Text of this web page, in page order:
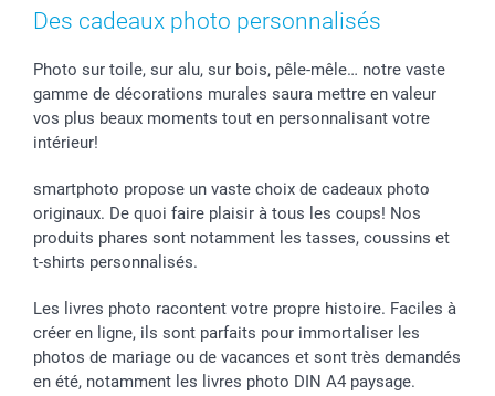
Des cadeaux photo personnalisés
Photo sur toile, sur alu, sur bois, pêle-mêle… notre vaste
gamme de décorations murales saura mettre en valeur
vos plus beaux moments tout en personnalisant votre
intérieur!
smartphoto propose un vaste choix de cadeaux photo
originaux. De quoi faire plaisir à tous les coups! Nos
produits phares sont notamment les tasses, coussins et
t-shirts personnalisés.
Les livres photo racontent votre propre histoire. Faciles à
créer en ligne, ils sont parfaits pour immortaliser les
photos de mariage ou de vacances et sont très demandés
en été, notamment les livres photo DIN A4 paysage.